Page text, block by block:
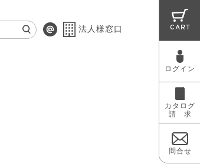
法人様窓口 CART
ログイン
カタログ
請 求
問合せ